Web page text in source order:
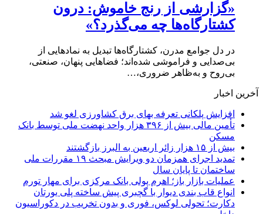
«گزارشی از رنج خاموش: درون
کشتارگاه‌ها چه می‌گذرد؟»
در دل جوامع مدرن، کشتارگاه‌ها تبدیل به نمادهایی از
بی‌صدایی و فراموشی شده‌اند؛ فضاهایی پنهان، صنعتی،
بی‌روح و به‌ظاهر ضروری،…
آخرین اخبار
افزایش پلکانی تعرفه بهای برق کشاورزی لغو شد
تأمین مالی بیش از ۳۹۶ هزار واحد نهضت ملی توسط بانک
مسکن
بیش از ۱۵ هزار زائر اربعین به البرز بازگشتند
تمدید اجرای همزمان دو ویرایش مبحث ۱۹ مقررات ملی
ساختمان تا پایان سال
عملیات بازار باز؛ اهرم پولی بانک مرکزی برای مهار تورم
انواع قاب بندی دیوار با گچبری پیش ساخته پلی یورتان
دکارت؛ تحولی لوکس، فوری و بدون تخریب در دکوراسیون